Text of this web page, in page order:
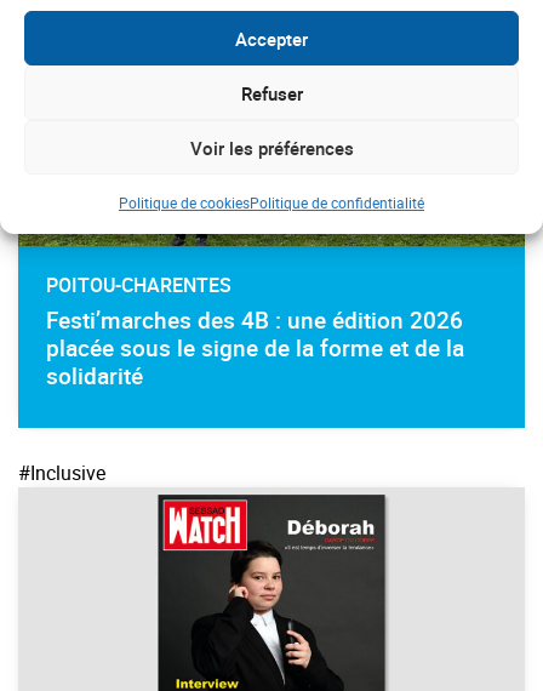
Accepter
Refuser
Voir les préférences
Politique de cookiesPolitique de confidentialité
POITOU-CHARENTES
Festi’marches des 4B : une édition 2026
placée sous le signe de la forme et de la
solidarité
#Inclusive